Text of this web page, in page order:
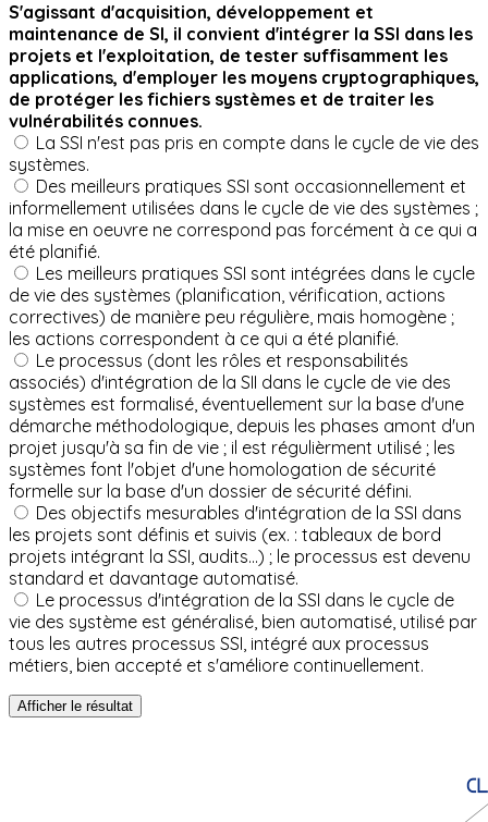
S'agissant d'acquisition, développement et
maintenance de SI, il convient d'intégrer la SSI dans les
projets et l'exploitation, de tester suffisamment les
applications, d'employer les moyens cryptographiques,
de protéger les fichiers systèmes et de traiter les
vulnérabilités connues.
La SSI n'est pas pris en compte dans le cycle de vie des
systèmes.
Des meilleurs pratiques SSI sont occasionnellement et
informellement utilisées dans le cycle de vie des systèmes ;
la mise en oeuvre ne correspond pas forcément à ce qui a
été planifié.
Les meilleurs pratiques SSI sont intégrées dans le cycle
de vie des systèmes (planification, vérification, actions
correctives) de manière peu régulière, mais homogène ;
les actions correspondent à ce qui a été planifié.
Le processus (dont les rôles et responsabilités
associés) d'intégration de la SII dans le cycle de vie des
systèmes est formalisé, éventuellement sur la base d'une
démarche méthodologique, depuis les phases amont d'un
projet jusqu'à sa fin de vie ; il est régulièrment utilisé ; les
systèmes font l'objet d'une homologation de sécurité
formelle sur la base d'un dossier de sécurité défini.
Des objectifs mesurables d'intégration de la SSI dans
les projets sont définis et suivis (ex. : tableaux de bord
projets intégrant la SSI, audits...) ; le processus est devenu
standard et davantage automatisé.
Le processus d'intégration de la SSI dans le cycle de
vie des système est généralisé, bien automatisé, utilisé par
tous les autres processus SSI, intégré aux processus
métiers, bien accepté et s'améliore continuellement.